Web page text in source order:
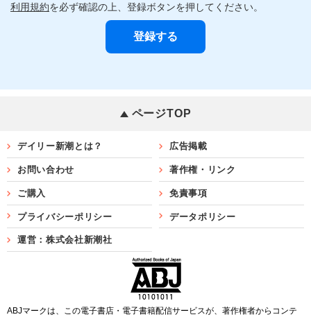
利用規約を必ず確認の上、登録ボタンを押してください。
ページTOP
デイリー新潮とは？ 広告掲載
お問い合わせ 著作権・リンク
ご購入 免責事項
プライバシーポリシー データポリシー
運営：株式会社新潮社
ABJマークは、この電子書店・電子書籍配信サービスが、著作権者からコンテ